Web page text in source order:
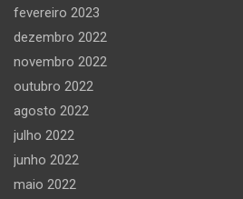
fevereiro 2023
dezembro 2022
novembro 2022
outubro 2022
agosto 2022
julho 2022
junho 2022
maio 2022